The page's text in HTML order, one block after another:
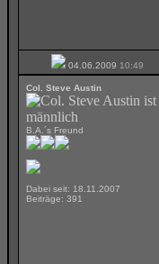
04.06.2009 10:49
Col. Steve Austin
B.A.´s Freund
Dabei seit: 18.11.2007
Beiträge: 391